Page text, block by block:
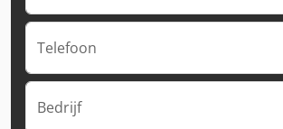
Telefoon
Bedrijf